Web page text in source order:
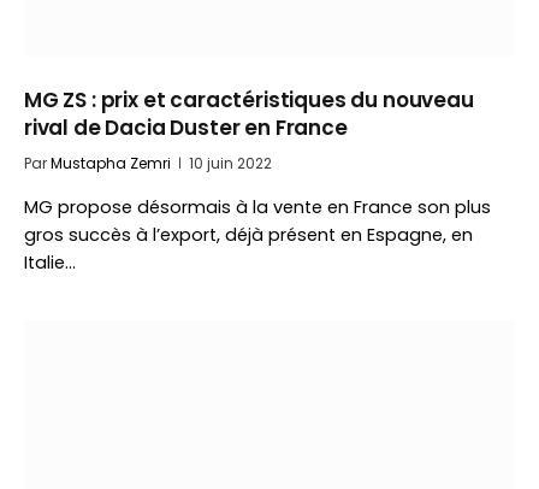
MG ZS : prix et caractéristiques du nouveau
rival de Dacia Duster en France
ParMustapha Zemri 10 juin 2022
MG propose désormais à la vente en France son plus
gros succès à l’export, déjà présent en Espagne, en
Italie…